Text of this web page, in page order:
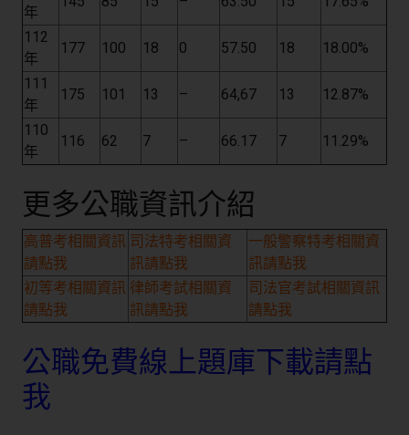
年
112
年
177 100 18 0 57.50 18 18.00%
111
年
175 101 13 – 64,67 13 12.87%
110
年
116 62 7 – 66.17 7 11.29%
更多公職資訊介紹
高普考相關資訊
請點我
司法特考相關資
訊請點我
一般警察特考相關資
訊請點我
初等考相關資訊
請點我
律師考試相關資
訊請點我
司法官考試相關資訊
請點我
公職免費線上題庫下載請點
我